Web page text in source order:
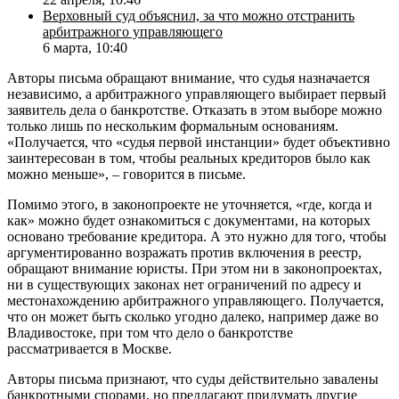
Верховный суд объяснил, за что можно отстранить
арбитражного управляющего
6 марта, 10:40
Авторы письма обращают внимание, что судья назначается
независимо, а арбитражного управляющего выбирает первый
заявитель дела о банкротстве. Отказать в этом выборе можно
только лишь по нескольким формальным основаниям.
«Получается, что «судья первой инстанции» будет объективно
заинтересован в том, чтобы реальных кредиторов было как
можно меньше», – говорится в письме.
Помимо этого, в законопроекте не уточняется, «где, когда и
как» можно будет ознакомиться с документами, на которых
основано требование кредитора. А это нужно для того, чтобы
аргументированно возражать против включения в реестр,
обращают внимание юристы. При этом ни в законопроектах,
ни в существующих законах нет ограничений по адресу и
местонахождению арбитражного управляющего. Получается,
что он может быть сколько угодно далеко, например даже во
Владивостоке, при том что дело о банкротстве
рассматривается в Москве.
Авторы письма признают, что суды действительно завалены
банкротными спорами, но предлагают придумать другие